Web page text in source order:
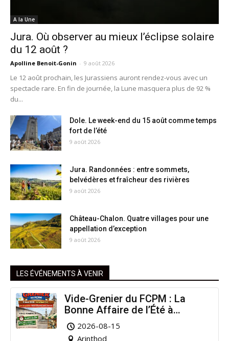
A la Une
Jura. Où observer au mieux l’éclipse solaire
du 12 août ?
Apolline Benoit-Gonin - 9 août 2026
Le 12 août prochain, les Jurassiens auront rendez-vous avec un
spectacle rare. En fin de journée, la Lune masquera plus de 92 %
du...
Dole. Le week-end du 15 août comme temps
fort de l’été
9 août 2026
Jura. Randonnées : entre sommets,
belvédères et fraîcheur des rivières
9 août 2026
Château-Chalon. Quatre villages pour une
appellation d’exception
9 août 2026
LES ÉVÉNEMENTS À VENIR
Vide-Grenier du FCPM : La
Bonne Affaire de l’Été à
Arinthod !
2026-08-15
Arinthod